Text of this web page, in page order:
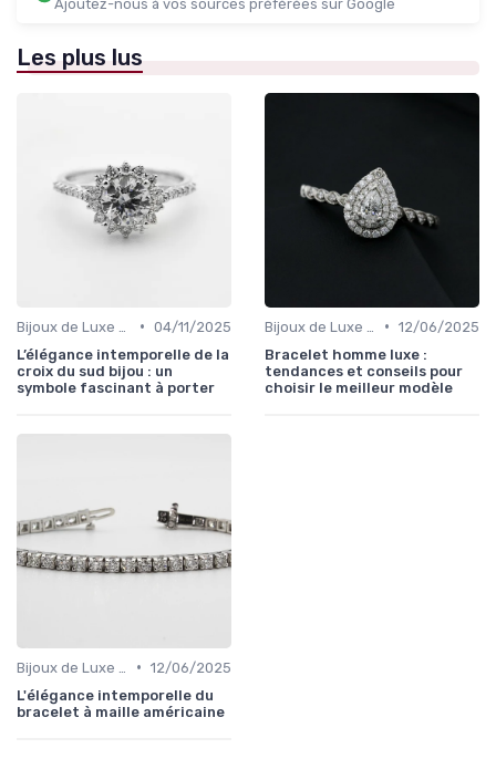
Ajoutez-nous à vos sources préférées sur Google
Les plus lus
• 04/11/2025
L’élégance intemporelle de la
croix du sud bijou : un
symbole fascinant à porter
• 12/06/2025
Bracelet homme luxe :
tendances et conseils pour
choisir le meilleur modèle
• 12/06/2025
L'élégance intemporelle du
bracelet à maille américaine